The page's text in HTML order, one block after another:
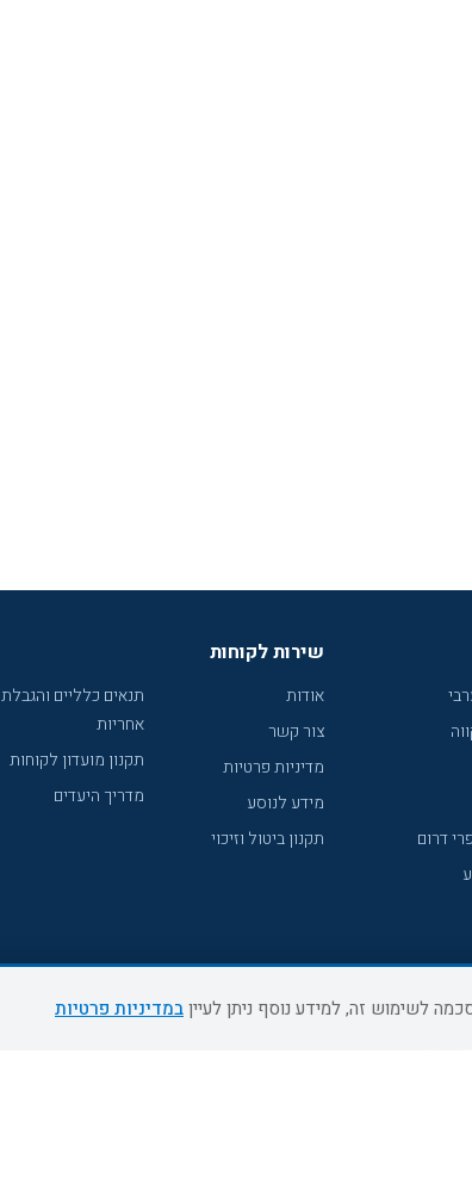
דרום
שירות לקוחות
אודות
צור קשר
מדיניות פרטיות
מידע לנוסע
תקנון ביטול וזיכוי
תנאים כלליים והגבלת
אחריות
תקנון מועדון לקוחות
מדריך היעדים
במדיניות פרטיות